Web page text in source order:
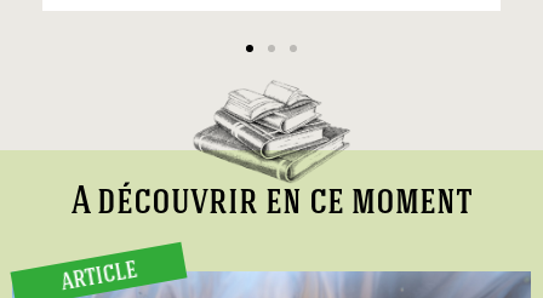
A découvrir en ce moment
ARTICLE